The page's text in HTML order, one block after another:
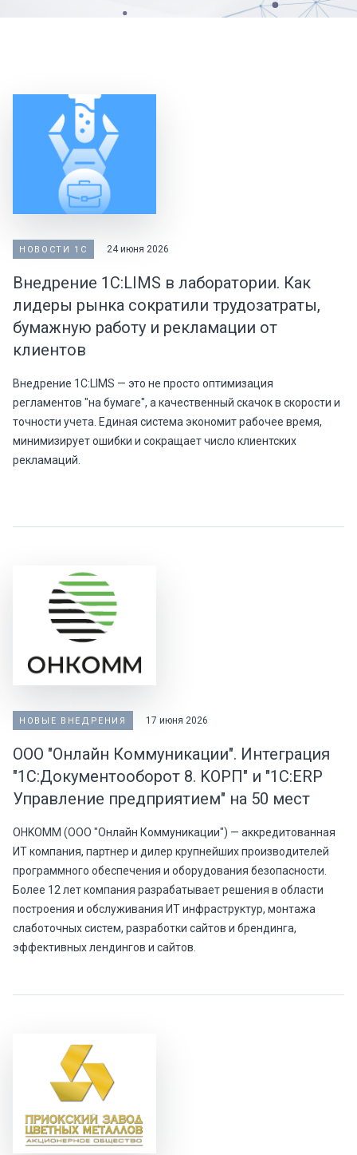
НОВОСТИ 1С 24 июня 2026
Внедрение 1С:LIMS в лаборатории. Как
лидеры рынка сократили трудозатраты,
бумажную работу и рекламации от
клиентов
Внедрение 1С:LIMS — это не просто оптимизация
регламентов "на бумаге", а качественный скачок в скорости и
точности учета. Единая система экономит рабочее время,
минимизирует ошибки и сокращает число клиентских
рекламаций.
НОВЫЕ ВНЕДРЕНИЯ 17 июня 2026
ООО "Онлайн Коммуникации". Интеграция
"1С:Документооборот 8. KOPП" и "1C:ERP
Управление предприятием" на 50 мест
OHKOMM (ООО "Онлайн Коммуникации") — аккредитованная
ИТ компания, партнер и дилер крупнейших производителей
программного обеспечения и оборудования безопасности.
Более 12 лет компания разрабатывает решения в области
построения и обслуживания ИТ инфраструктур, монтажа
слаботочных систем, разработки сайтов и брендинга,
эффективных лендингов и сайтов.